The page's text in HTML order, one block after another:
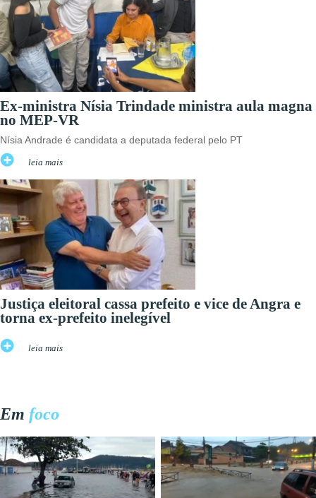
Ex-ministra Nísia Trindade ministra aula magna
no MEP-VR
Nísia Andrade é candidata a deputada federal pelo PT
leia mais
Justiça eleitoral cassa prefeito e vice de Angra e
torna ex-prefeito inelegível
leia mais
Em foco